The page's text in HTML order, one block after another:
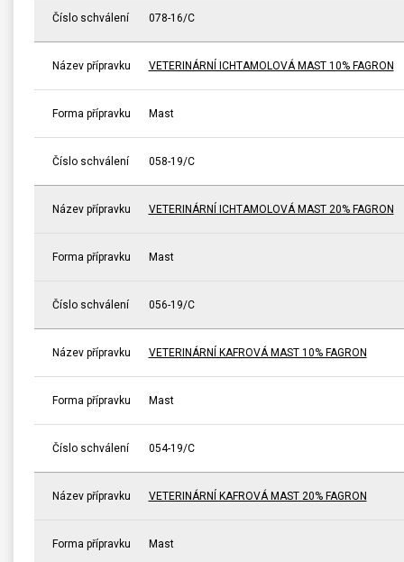
Číslo schválení 078-16/C
Název přípravku VETERINÁRNÍ ICHTAMOLOVÁ MAST 10% FAGRON
Forma přípravku Mast
Číslo schválení 058-19/C
Název přípravku VETERINÁRNÍ ICHTAMOLOVÁ MAST 20% FAGRON
Forma přípravku Mast
Číslo schválení 056-19/C
Název přípravku VETERINÁRNÍ KAFROVÁ MAST 10% FAGRON
Forma přípravku Mast
Číslo schválení 054-19/C
Název přípravku VETERINÁRNÍ KAFROVÁ MAST 20% FAGRON
Forma přípravku Mast